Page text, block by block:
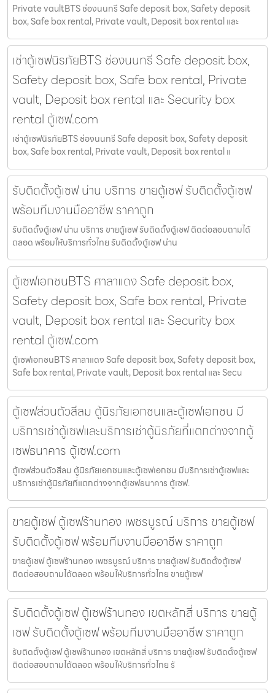
Private vaultBTS ช่องนนทรี Safe deposit box, Safety deposit
box, Safe box rental, Private vault, Deposit box rental และ
เช่าตู้เซฟนิรภัยBTS ช่องนนทรี Safe deposit box,
Safety deposit box, Safe box rental, Private
vault, Deposit box rental และ Security box
rental ตู้เซฟ.com
เช่าตู้เซฟนิรภัยBTS ช่องนนทรี Safe deposit box, Safety deposit
box, Safe box rental, Private vault, Deposit box rental แ
รับติดตั้งตู้เซฟ น่าน บริการ ขายตู้เซฟ รับติดตั้งตู้เซฟ
พร้อมทีมงานมืออาชีพ ราคาถูก
รับติดตั้งตู้เซฟ น่าน บริการ ขายตู้เซฟ รับติดตั้งตู้เซฟ ติดต่อสอบถามได้
ตลอด พร้อมให้บริการทั่วไทย รับติดตั้งตู้เซฟ น่าน
ตู้เซฟเอกชนBTS ศาลาแดง Safe deposit box,
Safety deposit box, Safe box rental, Private
vault, Deposit box rental และ Security box
rental ตู้เซฟ.com
ตู้เซฟเอกชนBTS ศาลาแดง Safe deposit box, Safety deposit box,
Safe box rental, Private vault, Deposit box rental และ Secu
ตู้เซฟส่วนตัวสีลม ตู้นิรภัยเอกชนและตู้เซฟเอกชน มี
บริการเช่าตู้เซฟและบริการเช่าตู้นิรภัยที่แตกต่างจากตู้
เซฟธนาคาร ตู้เซฟ.com
ตู้เซฟส่วนตัวสีลม ตู้นิรภัยเอกชนและตู้เซฟเอกชน มีบริการเช่าตู้เซฟและ
บริการเช่าตู้นิรภัยที่แตกต่างจากตู้เซฟธนาคาร ตู้เซฟ.
ขายตู้เซฟ ตู้เซฟร้านทอง เพชรบูรณ์ บริการ ขายตู้เซฟ
รับติดตั้งตู้เซฟ พร้อมทีมงานมืออาชีพ ราคาถูก
ขายตู้เซฟ ตู้เซฟร้านทอง เพชรบูรณ์ บริการ ขายตู้เซฟ รับติดตั้งตู้เซฟ
ติดต่อสอบถามได้ตลอด พร้อมให้บริการทั่วไทย ขายตู้เซฟ
รับติดตั้งตู้เซฟ ตู้เซฟร้านทอง เขตหลักสี่ บริการ ขายตู้
เซฟ รับติดตั้งตู้เซฟ พร้อมทีมงานมืออาชีพ ราคาถูก
รับติดตั้งตู้เซฟ ตู้เซฟร้านทอง เขตหลักสี่ บริการ ขายตู้เซฟ รับติดตั้งตู้เซฟ
ติดต่อสอบถามได้ตลอด พร้อมให้บริการทั่วไทย รั